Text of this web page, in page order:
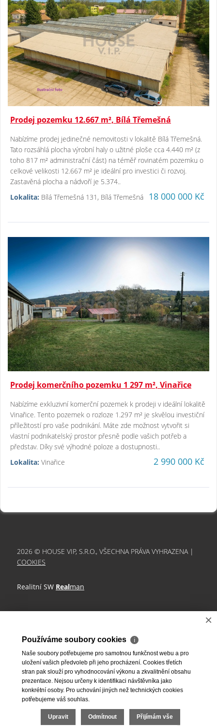
Prodej pozemku 12.667 m², Bílá Třemešná
Nabízíme prodej jedinečné nemovitosti v lokalitě Bílá Třemešná.
Tato rozsáhlá plocha výrobní haly o užitné ploše cca 4.440 m² (z
toho 817 m² administrační část) na téměř rovinatém pozemku o
celkové velikosti 12.667 m² je ideální pro investici či rozvoj.
Zastavěná plocha a nádvoří je 5.374..
Lokalita: Bílá Třemešná 131, Bílá Třemešná 18 000 000 Kč
Prodej komerčního pozemku 1 297 m², Vinařice
Nabízíme exkluzivní komerční pozemek k prodeji v ideální lokalitě
Vinařice. Tento pozemek o rozloze 1.297 m² je skvělou investiční
příležitostí pro vaše podnikání. Máte zde možnost vytvořit si
vlastní podnikatelský prostor přesně podle vašich potřeb a
představ. Díky své výhodné poloze a dostupnosti..
Lokalita: Vinařice 2 990 000 Kč
2026 © HOUSE VIP, S.R.O., VŠECHNA PRÁVA VYHRAZENA |
COOKIES
Realitní SW Realman
×
Používáme soubory cookies ℹ
Naše soubory potřebujeme pro samotnou funkčnost webu a pro
uložení vašich předvoleb při jeho procházení. Cookies třetích
stran pak slouží pro vyhodnocování výkonu a zkvalitnění obsahu
prezentace. Nejsou určeny k identifikaci návštěvníka jako
konkrétní osoby. Pro uchování jiných než technických cookies
potřebujeme váš souhlas.
Upravit Odmítnout Přijímám vše